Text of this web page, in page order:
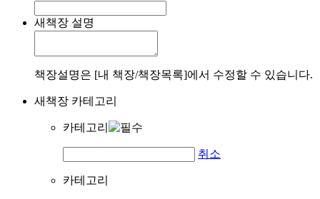
새책장 설명
책장설명은 [내 책장/책장목록]에서 수정할 수 있습니다.
새책장 카테고리
카테고리
취소
카테고리